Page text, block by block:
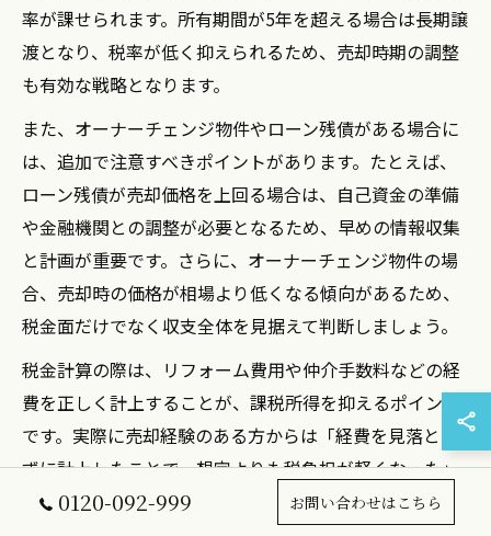
率が課せられます。所有期間が5年を超える場合は長期譲
渡となり、税率が低く抑えられるため、売却時期の調整
も有効な戦略となります。
また、オーナーチェンジ物件やローン残債がある場合に
は、追加で注意すべきポイントがあります。たとえば、
ローン残債が売却価格を上回る場合は、自己資金の準備
や金融機関との調整が必要となるため、早めの情報収集
と計画が重要です。さらに、オーナーチェンジ物件の場
合、売却時の価格が相場より低くなる傾向があるため、
税金面だけでなく収支全体を見据えて判断しましょう。
税金計算の際は、リフォーム費用や仲介手数料などの経
費を正しく計上することが、課税所得を抑えるポイント
です。実際に売却経験のある方からは「経費を見落とさ
ずに計上したことで、想定よりも税負担が軽くなった」
といった声も多く聞かれます。
0120-092-999 お問い合わせはこちら